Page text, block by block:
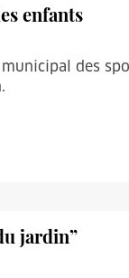
enfants
des
jardin”